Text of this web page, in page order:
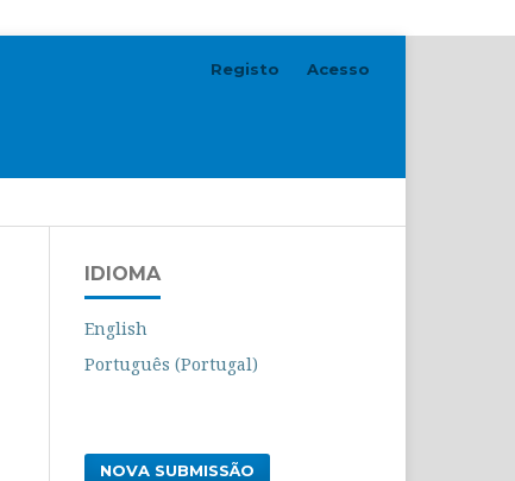
Registo Acesso
IDIOMA
English
Português (Portugal)
NOVA SUBMISSÃO